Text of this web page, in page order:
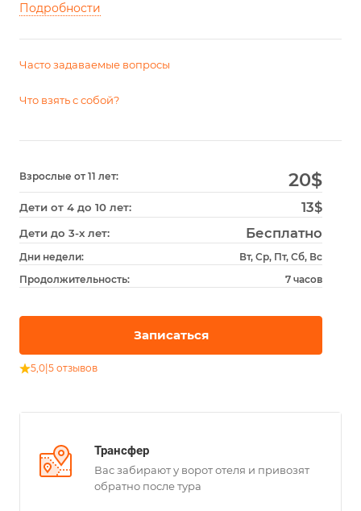
Подробности
Часто задаваемые вопросы
Что взять с собой?
Взрослые от 11 лет: 20$
Дети от 4 до 10 лет: 13$
Дети до 3-х лет: Бесплатно
Дни недели:
Вт, Ср, Пт, Сб, Вс
Продолжительность:
7 часов
Записаться
5,0 5 отзывов
Трансфер
Вас забирают у ворот отеля и привозят
обратно после тура